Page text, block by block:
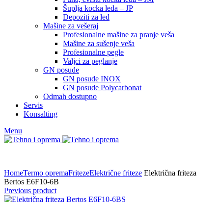
Šuplja kocka leda – JP
Depoziti za led
Mašine za vešeraj
Profesionalne mašine za pranje veša
Mašine za sušenje veša
Profesionalne pegle
Valjci za peglanje
GN posude
GN posude INOX
GN posude Polycarbonat
Odmah dostupno
Servis
Konsalting
Menu
HomeTermo opremaFritezeElektrične friteze Električna friteza
Bertos E6F10-6B
Previous product